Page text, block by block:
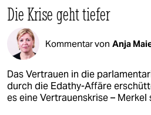
Die Krise geht tiefer
Kommentar von Anja
Das Vertrauen in die
durch die Edathy-Affäre
es eine Vertrauenskrise – Merkel